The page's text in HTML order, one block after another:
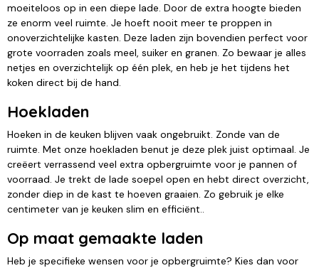
moeiteloos op in een diepe lade. Door de extra hoogte bieden
ze enorm veel ruimte. Je hoeft nooit meer te proppen in
onoverzichtelijke kasten. Deze laden zijn bovendien perfect voor
grote voorraden zoals meel, suiker en granen. Zo bewaar je alles
netjes en overzichtelijk op één plek, en heb je het tijdens het
koken direct bij de hand.
Hoekladen
Hoeken in de keuken blijven vaak ongebruikt. Zonde van de
ruimte. Met onze hoekladen benut je deze plek juist optimaal. Je
creëert verrassend veel extra opbergruimte voor je pannen of
voorraad. Je trekt de lade soepel open en hebt direct overzicht,
zonder diep in de kast te hoeven graaien. Zo gebruik je elke
centimeter van je keuken slim en efficiënt..
Op maat gemaakte laden
Heb je specifieke wensen voor je opbergruimte? Kies dan voor